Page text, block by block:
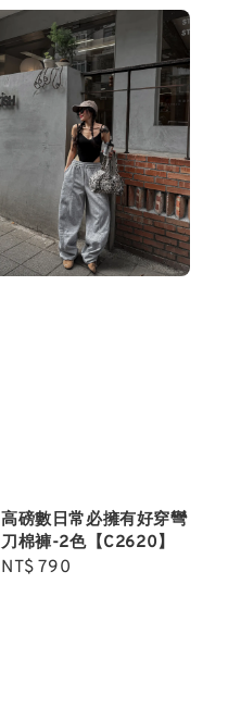
高磅數日常必擁有好穿彎
刀棉褲-2色【C2620】
Regular
NT$ 790